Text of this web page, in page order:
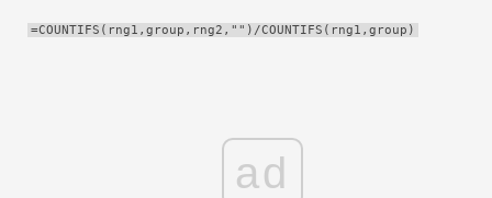
=COUNTIFS(rng1,group,rng2,"")/COUNTIFS(rng1,group)
ad